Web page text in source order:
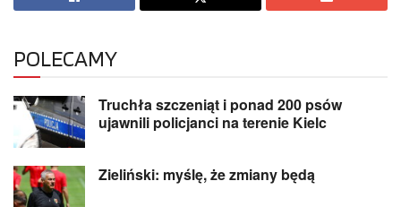
POLECAMY
Truchła szczeniąt i ponad 200 psów
ujawnili policjanci na terenie Kielc
Zieliński: myślę, że zmiany będą